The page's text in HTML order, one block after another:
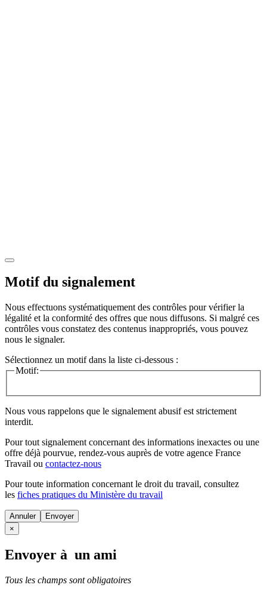
Motif du signalement
Nous effectuons systématiquement des contrôles pour vérifier la
légalité et la conformité des offres que nous diffusons. Si malgré ces
contrôles vous constatez des contenus inappropriés, vous pouvez
nous le signaler.
Sélectionnez un motif dans la liste ci-dessous :
Motif:
Nous vous rappelons que le signalement abusif est strictement
interdit.
Pour tout signalement concernant des informations inexactes ou une
offre déjà pourvue, rendez-vous auprès de votre agence France
Travail ou contactez-nous
Pour toute information concernant le droit du travail, consultez
les fiches pratiques du Ministère du travail
Annuler
×
Envoyer à un ami
Tous les champs sont obligatoires